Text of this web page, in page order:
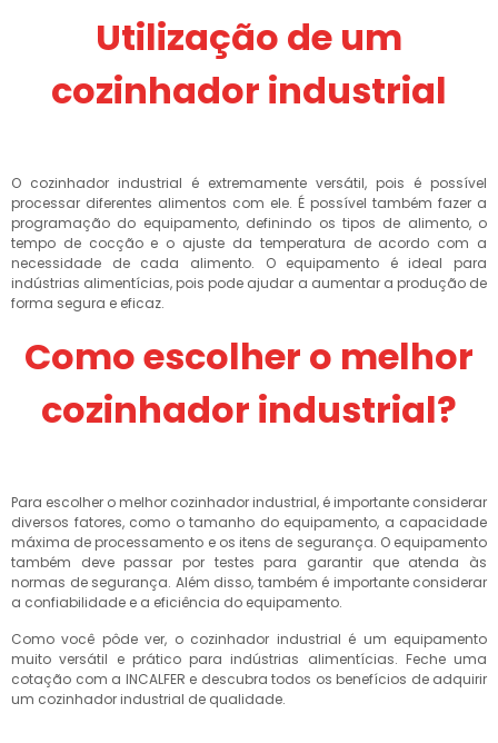
Utilização de um
cozinhador industrial
O cozinhador industrial é extremamente versátil, pois é possível
processar diferentes alimentos com ele. É possível também fazer a
programação do equipamento, definindo os tipos de alimento, o
tempo de cocção e o ajuste da temperatura de acordo com a
necessidade de cada alimento. O equipamento é ideal para
indústrias alimentícias, pois pode ajudar a aumentar a produção de
forma segura e eficaz.
Como escolher o melhor
cozinhador industrial?
Para escolher o melhor cozinhador industrial, é importante considerar
diversos fatores, como o tamanho do equipamento, a capacidade
máxima de processamento e os itens de segurança. O equipamento
também deve passar por testes para garantir que atenda às
normas de segurança. Além disso, também é importante considerar
a confiabilidade e a eficiência do equipamento.
Como você pôde ver, o cozinhador industrial é um equipamento
muito versátil e prático para indústrias alimentícias. Feche uma
cotação com a INCALFER e descubra todos os benefícios de adquirir
um cozinhador industrial de qualidade.